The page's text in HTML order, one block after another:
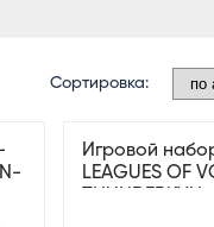
Сортировка:
Игровой
LEAGUES OF